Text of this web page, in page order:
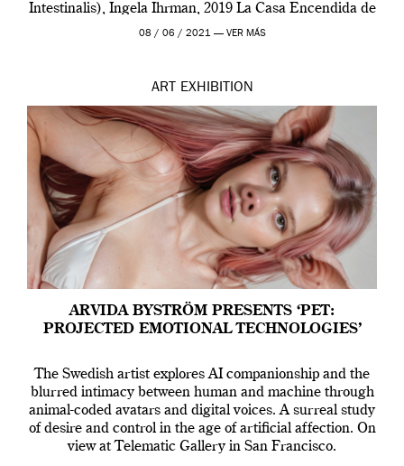
Intestinalis), Ingela Ihrman, 2019 La Casa Encendida de
Madrid y la Wellcome […]
08 / 06 / 2021 — VER MÁS
ART EXHIBITION
ARVIDA BYSTRÖM PRESENTS ‘PET:
PROJECTED EMOTIONAL TECHNOLOGIES’
The Swedish artist explores AI companionship and the
blurred intimacy between human and machine through
animal-coded avatars and digital voices. A surreal study
of desire and control in the age of artificial affection. On
view at Telematic Gallery in San Francisco.